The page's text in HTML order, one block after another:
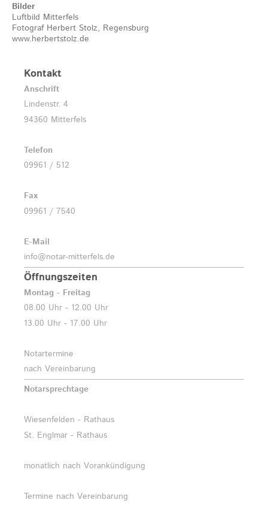
Bilder
Luftbild Mitterfels
Fotograf Herbert Stolz, Regensburg
www.herbertstolz.de
Kontakt
Anschrift
Lindenstr. 4
94360 Mitterfels
Telefon
09961 / 512
Fax
09961 / 7540
E-Mail
info@notar-mitterfels.de
Öffnungszeiten
Montag - Freitag
08.00 Uhr - 12.00 Uhr
13.00 Uhr - 17.00 Uhr
Notartermine
nach Vereinbarung
Notarsprechtage
Wiesenfelden - Rathaus
St. Englmar - Rathaus
monatlich nach Vorankündigung
Termine nach Vereinbarung